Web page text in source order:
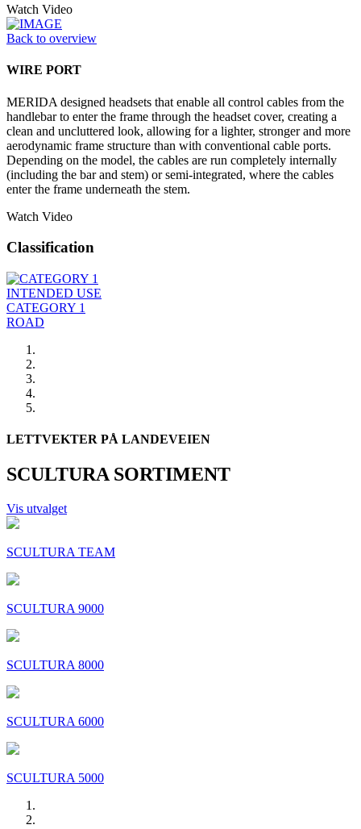
Watch Video
Back to overview
WIRE PORT
MERIDA designed headsets that enable all control cables from the
handlebar to enter the frame through the headset cover, creating a
clean and uncluttered look, allowing for a lighter, stronger and more
aerodynamic frame structure than with conventional cable ports.
Depending on the model, the cables are run completely internally
(including the bar and stem) or semi-integrated, where the cables
enter the frame underneath the stem.
Watch Video
Classification
INTENDED USE
CATEGORY 1
ROAD
LETTVEKTER PÅ LANDEVEIEN
SCULTURA SORTIMENT
Vis utvalget
SCULTURA TEAM
SCULTURA 9000
SCULTURA 8000
SCULTURA 6000
SCULTURA 5000